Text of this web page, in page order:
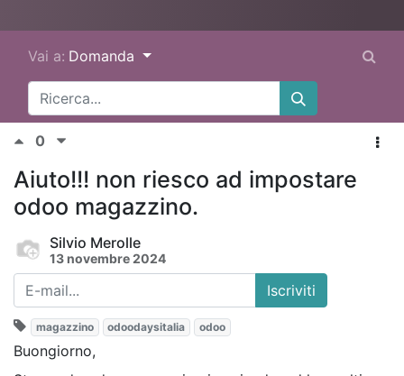
Vai a: Domanda
0
Aiuto!!! non riesco ad impostare
odoo magazzino.
Silvio Merolle
13 novembre 2024
Iscriviti
magazzino odoodaysitalia odoo
Buongiorno,